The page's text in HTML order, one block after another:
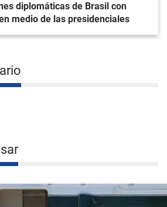
diplomáticas de Brasil con
medio de las presidenciales